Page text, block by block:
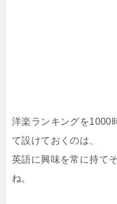
洋楽ランキングを1000
て設けておくのは、
英語に興味を常に持て
ね。